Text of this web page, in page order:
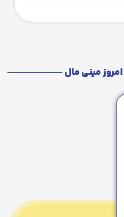
مینی مال